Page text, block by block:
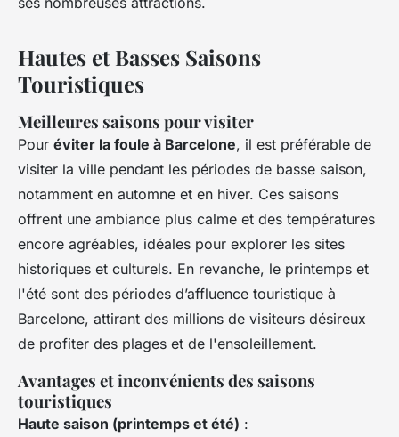
Hautes et Basses Saisons
Touristiques
Meilleures saisons pour visiter
Pour éviter la foule à Barcelone, il est préférable de
visiter la ville pendant les périodes de basse saison,
notamment en automne et en hiver. Ces saisons
offrent une ambiance plus calme et des températures
encore agréables, idéales pour explorer les sites
historiques et culturels. En revanche, le printemps et
l'été sont des périodes d’affluence touristique à
Barcelone, attirant des millions de visiteurs désireux
de profiter des plages et de l'ensoleillement.
Avantages et inconvénients des saisons
touristiques
Haute saison (printemps et été) :